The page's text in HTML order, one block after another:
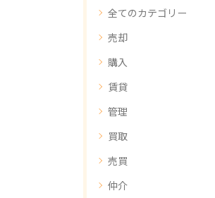
全てのカテゴリー
売却
購入
賃貸
管理
買取
売買
仲介